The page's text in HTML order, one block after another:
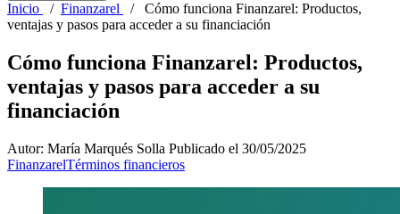
Inicio / Finanzarel / Cómo funciona Finanzarel: Productos,
ventajas y pasos para acceder a su financiación
Cómo funciona Finanzarel: Productos,
ventajas y pasos para acceder a su
financiación
Autor: María Marqués Solla Publicado el 30/05/2025
FinanzarelTérminos financieros